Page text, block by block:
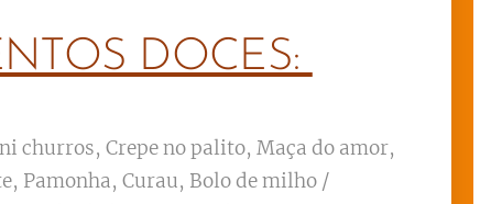
DOCES:
churros, Crepe no palito, Maça do amor,
Pamonha, Curau, Bolo de milho /